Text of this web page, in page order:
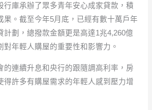
行庫承辦了眾多青年安心成家貸款，積
果。截至今年5月底，已經有數十萬戶年
計劃，總撥款金額更是高達1兆4,260億
對年輕人購屋的重要性和影響力。
的連續升息和央行的跟隨調高利率，房
得許多有購屋需求的年輕人感到壓力增